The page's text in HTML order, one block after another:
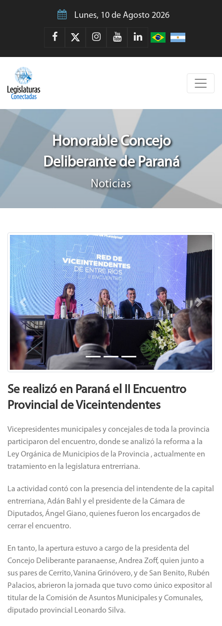
Lunes, 10 de Agosto 2026
Honorable Concejo
Deliberante de Paraná
Noticias
Previous Next
Se realizó en Paraná el II Encuentro
Provincial de Viceintendentes
Vicepresidentes municipales y concejales de toda la provincia
participaron del encuentro, donde se analizó la reforma a la
Ley Orgánica de Municipios de la Provincia , actualmente en
tratamiento en la legislatura entrerriana.
La actividad contó con la presencia del intendente de la capital
entrerriana, Adán Bahl y el presidente de la Cámara de
Diputados, Ángel Giano, quienes fueron los encargados de
cerrar el encuentro.
En tanto, la apertura estuvo a cargo de la presidenta del
Concejo Deliberante paranaense, Andrea Zoff, quien junto a
sus pares de Cerrito, Vanina Grinóvero, y de San Benito, Rubén
Palacios, abrieron la jornada que tuvo como único expositor al
titular de la Comisión de Asuntos Municipales y Comunales,
diputado provincial Leonardo Silva.